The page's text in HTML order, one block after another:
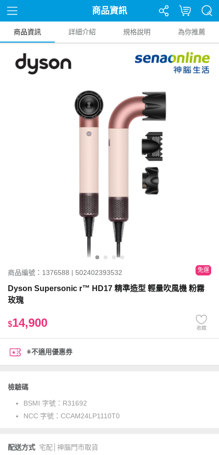
商品資訊
商品資訊 詳細介紹 規格說明 為你推薦
商品編號：1376588 | 502402393532 免運
Dyson Supersonic r™ HD17 精準造型 輕量吹風機 粉霧
玫瑰
$14,900 收藏
※不適用優惠券
檢驗碼
BSMI 字號： R31692
NCC 字號： CCAM24LP1110T0
配送方式 宅配│神腦門市取貨